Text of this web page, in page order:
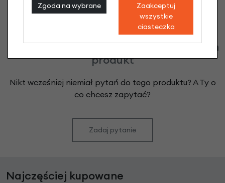
Klienci zadali następujące pytania o ten
produkt
Nikt wcześniej niemiał pytań do tego produktu? A Ty o
co chcesz zapytać?
Zadaj pytanie
Najczęściej kupowane
Zgoda na wybrane
Zaakceptuj
wszystkie
ciasteczka